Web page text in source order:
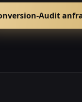
Audit